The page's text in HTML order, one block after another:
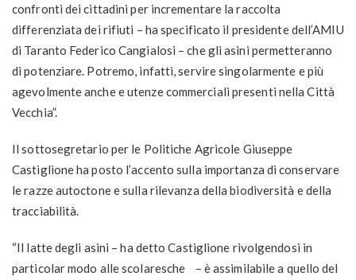
confronti dei cittadini per incrementare la raccolta
differenziata dei rifiuti – ha specificato il presidente dell’AMIU
di Taranto Federico Cangialosi – che gli asini permetteranno
di potenziare. Potremo, infatti, servire singolarmente e più
agevolmente anche e utenze commerciali presenti nella Città
Vecchia”.
Il sottosegretario per le Politiche Agricole Giuseppe
Castiglione ha posto l’accento sulla importanza di conservare
le razze autoctone e sulla rilevanza della biodiversità e della
tracciabilità.
“Il latte degli asini – ha detto Castiglione rivolgendosi in
particolar modo alle scolaresche – è assimilabile a quello del